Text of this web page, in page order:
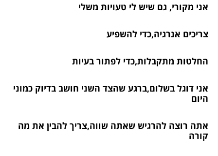
אני מקורי, גם שיש לי טעויות משלי
צריכים אנרגיה,כדי להשפיע
החלטות מתקבלות,כדי לפתור בעיות
אני דוגל בשלום,ברגע שהצד השני חושב בדיוק כמוני
היום
אתה רוצה להרגיש שאתה שווה,צריך להבין את מה
קורה